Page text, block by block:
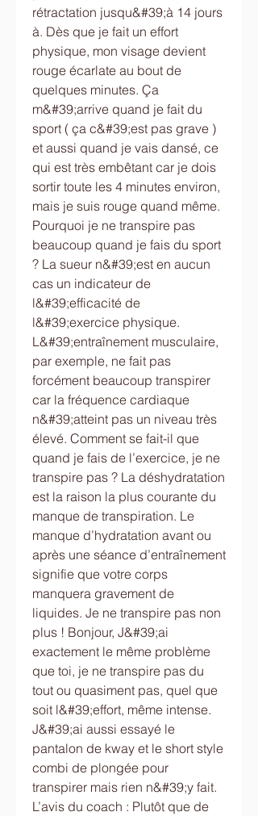
rétractation jusqu&#39;à 14 jours
à. Dès que je fait un effort
physique, mon visage devient
rouge écarlate au bout de
quelques minutes. Ça
m&#39;arrive quand je fait du
sport ( ça c&#39;est pas grave )
et aussi quand je vais dansé, ce
qui est très embêtant car je dois
sortir toute les 4 minutes environ,
mais je suis rouge quand même.
Pourquoi je ne transpire pas
beaucoup quand je fais du sport
? La sueur n&#39;est en aucun
cas un indicateur de
l&#39;efficacité de
l&#39;exercice physique.
L&#39;entraînement musculaire,
par exemple, ne fait pas
forcément beaucoup transpirer
car la fréquence cardiaque
n&#39;atteint pas un niveau très
élevé. Comment se fait-il que
quand je fais de l’exercice, je ne
transpire pas ? La déshydratation
est la raison la plus courante du
manque de transpiration. Le
manque d’hydratation avant ou
après une séance d’entraînement
signifie que votre corps
manquera gravement de
liquides. Je ne transpire pas non
plus ! Bonjour, J&#39;ai
exactement le même problème
que toi, je ne transpire pas du
tout ou quasiment pas, quel que
soit l&#39;effort, même intense.
J&#39;ai aussi essayé le
pantalon de kway et le short style
combi de plongée pour
transpirer mais rien n&#39;y fait.
L’avis du coach : Plutôt que de